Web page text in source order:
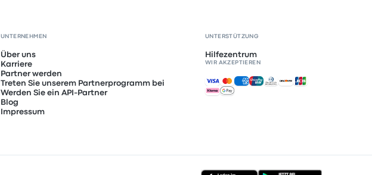
UNTERNEHMEN
Über uns
Karriere
Partner werden
Treten Sie unserem Partnerprogramm bei
Werden Sie ein API-Partner
Blog
Impressum
UNTERSTÜTZUNG
Hilfezentrum
WIR AKZEPTIEREN
Akzeptierte Zahlungsmethoden